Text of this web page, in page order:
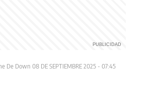
De Down 08 DE SEPTIEMBRE 2025 - 07:45